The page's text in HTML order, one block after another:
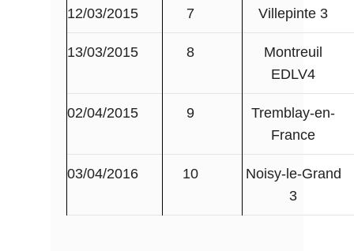
12/03/2015 7 Villepinte 3
13/03/2015 8
Montreuil
EDLV4
02/04/2015 9
Tremblay-en-
France
03/04/2016 10
Noisy-le-Grand
3